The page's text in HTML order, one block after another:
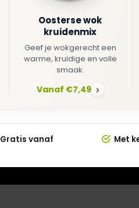
Oosterse wok
kruidenmix
Geef je wokgerecht een
warme, kruidige en volle
smaak.
Vanaf €7,49 ›
Gratis vanaf
Met